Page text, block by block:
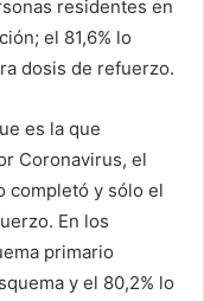
residentes en
el 81,6% lo
dosis de refuerzo.
es la que
Coronavirus, el
completó y sólo el
En los
primario
y el 80,2% lo